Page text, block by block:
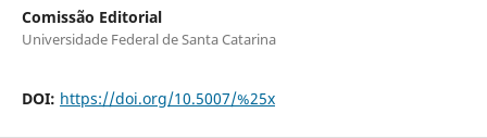
Comissão Editorial
Universidade Federal de Santa Catarina
DOI: https://doi.org/10.5007/%25x